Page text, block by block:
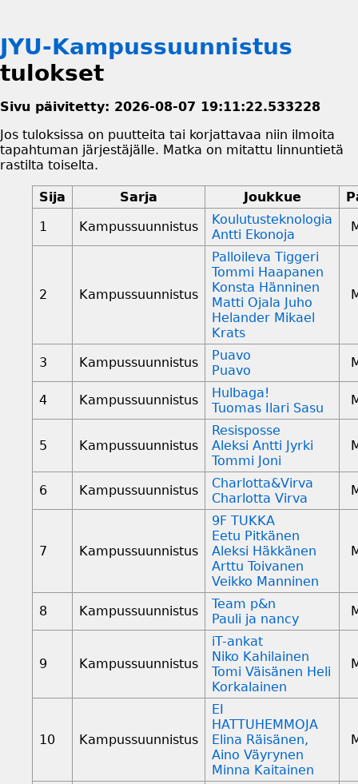
JYU-Kampussuunnistus
tulokset
Sivu päivitetty: 2026-08-07 19:11:22.533228
Jos tuloksissa on puutteita tai korjattavaa niin ilmoita
tapahtuman järjestäjälle. Matka on mitattu linnuntietä
rastilta toiselta.
Sija Sarja Joukkue
1
Kampussuunnistus
Koulutusteknologia
Antti Ekonoja
2 Kampussuunnistus
Palloileva Tiggeri
Tommi Haapanen
Konsta Hänninen
Matti Ojala Juho
Helander Mikael
Krats
3 Kampussuunnistus
Puavo
Puavo
4 Kampussuunnistus
Hulbaga!
Tuomas Ilari Sasu
5 Kampussuunnistus
Resisposse
Aleksi Antti Jyrki
Tommi Joni
6 Kampussuunnistus
Charlotta&Virva
Charlotta Virva
7 Kampussuunnistus
9F TUKKA
Eetu Pitkänen
Aleksi Häkkänen
Arttu Toivanen
Veikko Manninen
8 Kampussuunnistus
Team p&n
Pauli ja nancy
9 Kampussuunnistus
iT-ankat
Niko Kahilainen
Tomi Väisänen Heli
Korkalainen
10 Kampussuunnistus
EI
HATTUHEMMOJA
Elina Räisänen,
Aino Väyrynen
Minna Kaitainen